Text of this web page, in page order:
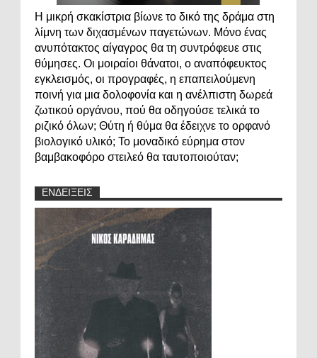
Η μικρή σκακίστρια βίωνε το δικό της δράμα στη
λίμνη των διχασμένων παγετώνων. Μόνο ένας
ανυπότακτος αίγαγρος θα τη συντρόφευε στις
θύμησες. Οι μοιραίοι θάνατοι, ο αναπόφευκτος
εγκλεισμός, οι προγραφές, η επαπειλούμενη
ποινή για μια δολοφονία και η ανέλπιστη δωρεά
ζωτικού οργάνου, πού θα οδηγούσε τελικά το
ριζικό όλων; Θύτη ή θύμα θα έδειχνε το ορφανό
βιολογικό υλικό; Το μοναδικό εύρημα στον
βαμβακοφόρο στειλεό θα ταυτοποιούταν;
ΕΝΔΕΙΞΕΙΣ